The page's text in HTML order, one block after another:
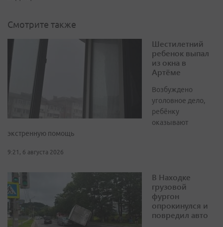
Смотрите также
Шестилетний
ребенок выпал
из окна в
Артёме
Возбуждено
уголовное дело,
ребёнку
оказывают
экстренную помощь
9:21, 6 августа 2026
В Находке
грузовой
фургон
опрокинулся и
повредил авто